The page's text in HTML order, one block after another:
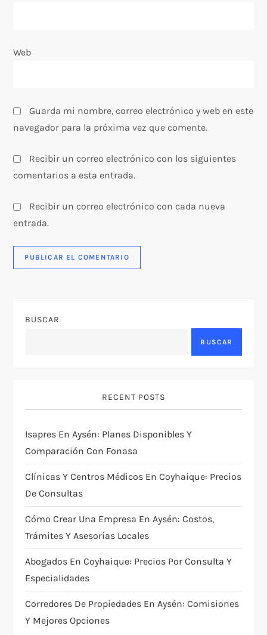
Web
Guarda mi nombre, correo electrónico y web en este
navegador para la próxima vez que comente.
Recibir un correo electrónico con los siguientes
comentarios a esta entrada.
Recibir un correo electrónico con cada nueva
entrada.
BUSCAR
BUSCAR
RECENT POSTS
Isapres En Aysén: Planes Disponibles Y
Comparación Con Fonasa
Clínicas Y Centros Médicos En Coyhaique: Precios
De Consultas
Cómo Crear Una Empresa En Aysén: Costos,
Trámites Y Asesorías Locales
Abogados En Coyhaique: Precios Por Consulta Y
Especialidades
Corredores De Propiedades En Aysén: Comisiones
Y Mejores Opciones